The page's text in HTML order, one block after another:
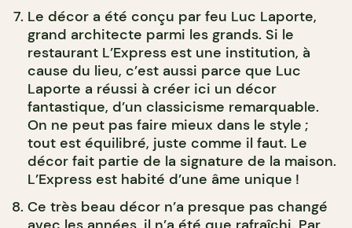
Le décor a été conçu par feu Luc Laporte,
grand architecte parmi les grands. Si le
restaurant L’Express est une institution, à
cause du lieu, c’est aussi parce que Luc
Laporte a réussi à créer ici un décor
fantastique, d’un classicisme remarquable.
On ne peut pas faire mieux dans le style ;
tout est équilibré, juste comme il faut. Le
décor fait partie de la signature de la maison.
L’Express est habité d’une âme unique !
Ce très beau décor n’a presque pas changé